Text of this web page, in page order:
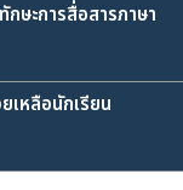
ษะการสื่อสารภาษา
เหลือนักเรียน